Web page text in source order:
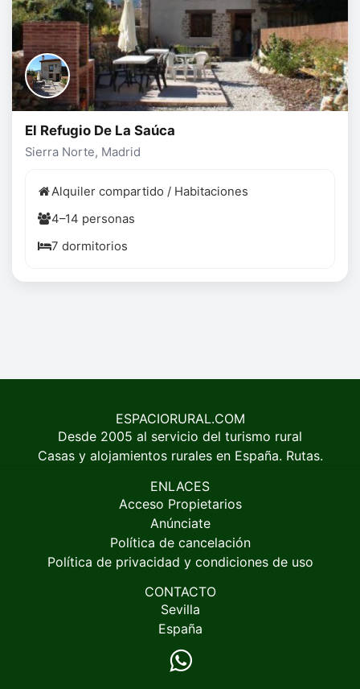
El Refugio De La Saúca
Sierra Norte, Madrid
Alquiler compartido / Habitaciones
4–14 personas
7 dormitorios
ESPACIORURAL.COM
Desde 2005 al servicio del turismo rural
Casas y alojamientos rurales en España. Rutas.
ENLACES
Acceso Propietarios
Anúnciate
Política de cancelación
Política de privacidad y condiciones de uso
CONTACTO
Sevilla
España